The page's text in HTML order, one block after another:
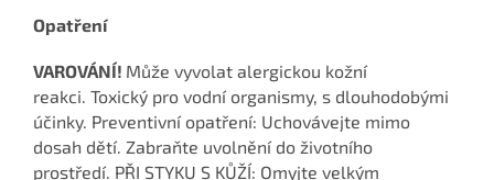
Opatření
VAROVÁNÍ! Může vyvolat alergickou kožní
reakci. Toxický pro vodní organismy, s dlouhodobými
účinky. Preventivní opatření: Uchovávejte mimo
dosah dětí. Zabraňte uvolnění do životního
prostředí. PŘI STYKU S KŮŽÍ: Omyjte velkým